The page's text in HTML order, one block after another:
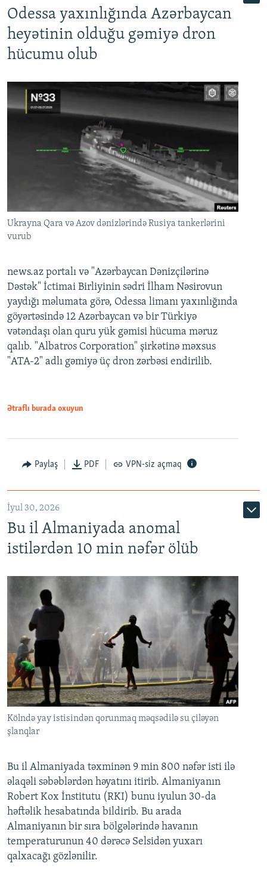
Odessa yaxınlığında Azərbaycan
heyətinin olduğu gəmiyə dron
hücumu olub
Ukrayna Qara və Azov dənizlərində Rusiya tankerlərini
vurub
news.az portalı və "Azərbaycan Dənizçilərinə
Dəstək" İctimai Birliyinin sədri İlham Nəsirovun
yaydığı məlumata görə, Odessa limanı yaxınlığında
göyərtəsində 12 Azərbaycan və bir Türkiyə
vətəndaşı olan quru yük gəmisi hücuma məruz
qalıb. "Albatros Corporation" şirkətinə məxsus
"ATA-2" adlı gəmiyə üç dron zərbəsi endirilib.
Ətraflı burada oxuyun
Paylaş PDF VPN-siz açmaq
İyul 30, 2026
Bu il Almaniyada anomal
istilərdən 10 min nəfər ölüb
Kölndə yay istisindən qorunmaq məqsədilə su çiləyən
şlanqlar
Bu il Almaniyada təxminən 9 min 800 nəfər isti ilə
əlaqəli səbəblərdən həyatını itirib. Almaniyanın
Robert Kox İnstitutu (RKI) bunu iyulun 30-da
həftəlik hesabatında bildirib. Bu arada
Almaniyanın bir sıra bölgələrində havanın
temperaturunun 40 dərəcə Selsidən yuxarı
qalxacağı gözlənilir.